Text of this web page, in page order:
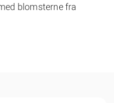
blomsterne fra